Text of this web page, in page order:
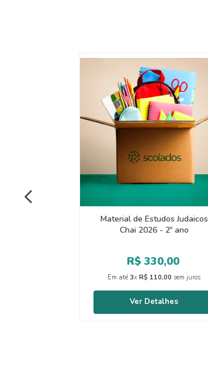
Material de Estudos Judaicos
Chai 2026 - 2º ano
R$ 330,00
Em até3xR$ 110,00 sem juros